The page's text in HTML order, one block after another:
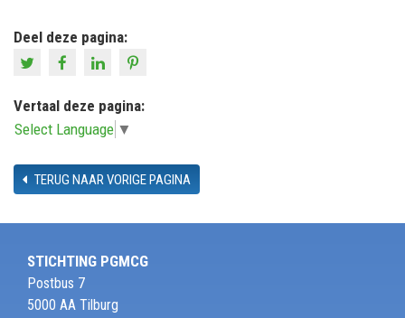
Deel deze pagina:
Vertaal deze pagina:
Select Language ▼
TERUG NAAR VORIGE PAGINA
STICHTING PGMCG
Postbus 7
5000 AA Tilburg